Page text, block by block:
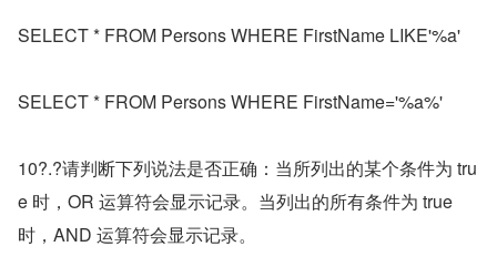
SELECT * FROM Persons WHERE FirstName LIKE'%a'
SELECT * FROM Persons WHERE FirstName='%a%'
10?.?请判断下列说法是否正确：当所列出的某个条件为 tru
e 时，OR 运算符会显示记录。当列出的所有条件为 true
时，AND 运算符会显示记录。